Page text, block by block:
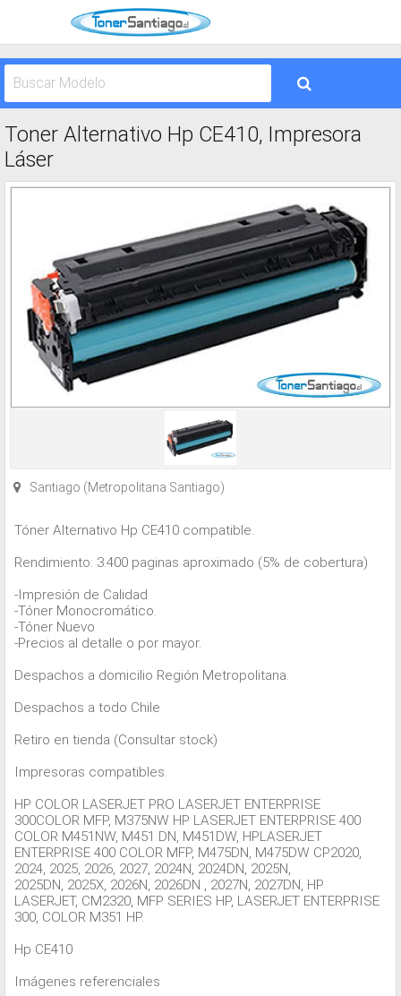
Toner Alternativo Hp CE410, Impresora
Láser
Santiago (Metropolitana Santiago)
Tóner Alternativo Hp CE410 compatible.
Rendimiento: 3.400 paginas aproximado (5% de cobertura)
-Impresión de Calidad
-Tóner Monocromático.
-Tóner Nuevo
-Precios al detalle o por mayor.
Despachos a domicilio Región Metropolitana.
Despachos a todo Chile
Retiro en tienda (Consultar stock)
Impresoras compatibles.
HP COLOR LASERJET PRO LASERJET ENTERPRISE
300COLOR MFP, M375NW HP LASERJET ENTERPRISE 400
COLOR M451NW, M451 DN, M451DW, HPLASERJET
ENTERPRISE 400 COLOR MFP, M475DN, M475DW CP2020,
2024, 2025, 2026, 2027, 2024N, 2024DN, 2025N,
2025DN, 2025X, 2026N, 2026DN , 2027N, 2027DN, HP
LASERJET, CM2320, MFP SERIES HP, LASERJET ENTERPRISE
300, COLOR M351 HP.
Hp CE410
Imágenes referenciales